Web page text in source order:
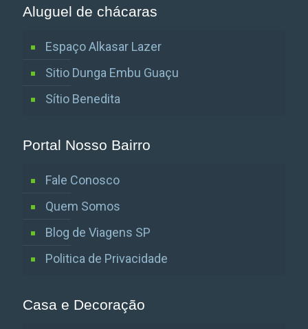
Aluguel de chácaras
Espaço Alkasar Lazer
Sitio Dunga Embu Guaçu
Sítio Benedita
Portal Nosso Bairro
Fale Conosco
Quem Somos
Blog de Viagens SP
Politica de Privacidade
Casa e Decoração